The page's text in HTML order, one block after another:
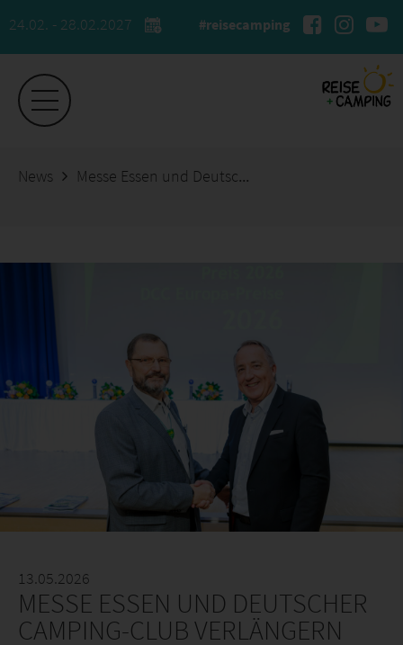
24.02. - 28.02.2027 #reisecamping
News Messe Essen und Deutscher Camping-Club verlängern erfolgreiche Kooperation
13.05.2026
MESSE ESSEN UND DEUTSCHER
CAMPING-CLUB VERLÄNGERN